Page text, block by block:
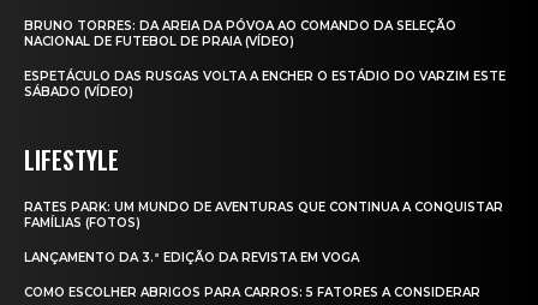
BRUNO TORRES: DA AREIA DA PÓVOA AO COMANDO DA SELEÇÃO
NACIONAL DE FUTEBOL DE PRAIA (VÍDEO)
ESPETÁCULO DAS RUSGAS VOLTA A ENCHER O ESTÁDIO DO VARZIM ESTE
SÁBADO (VÍDEO)
LIFESTYLE
RATES PARK: UM MUNDO DE AVENTURAS QUE CONTINUA A CONQUISTAR
FAMÍLIAS (FOTOS)
LANÇAMENTO DA 3.ª EDIÇÃO DA REVISTA EM VOGA
COMO ESCOLHER ABRIGOS PARA CARROS: 5 FATORES A CONSIDERAR